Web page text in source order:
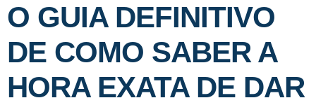
O GUIA DEFINITIVO
DE COMO SABER A
HORA EXATA DE DAR